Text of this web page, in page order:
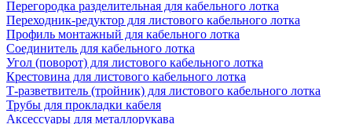
Перегородка разделительная для кабельного лотка
Переходник-редуктор для листового кабельного лотка
Профиль монтажный для кабельного лотка
Соединитель для кабельного лотка
Угол (поворот) для листового кабельного лотка
Крестовина для листового кабельного лотка
Т-разветвитель (тройник) для листового кабельного лотка
Трубы для прокладки кабеля
Аксессуары для металлорукава